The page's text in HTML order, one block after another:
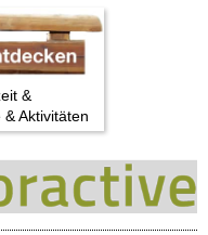
&
Aktivitäten